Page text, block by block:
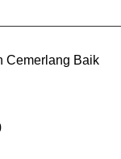
Cemerlang Baik